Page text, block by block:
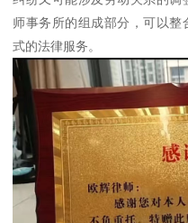
师事务所的组成部分，可以
式的法律服务。